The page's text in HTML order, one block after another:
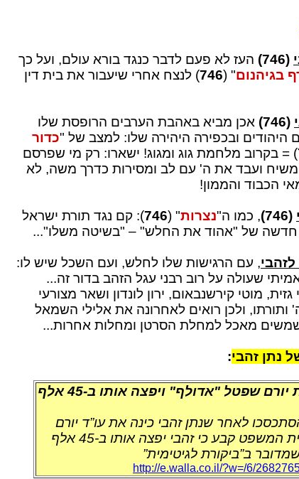
(746)
העז לא פעם לדבר כנגד בורא עולם, ועל כך
בגיהנום" (
746) לנצח אחרי שיעבור את בית דין
(746)
אכן מביא באהבת הערבים הרופסת שלו
היהודים ובכפירה היהירה שלו: למצב של "כדור
) = בקרוב מלחמת גוג ומגוג! ישארו: רק מי שפרסם
ועבד את ה' עם לב ומסירות כדרך משה, לא
הכבוד והממון!
(746) , כמו ה"נצרות" (
746): קם נגד תורת ישראל
חדשה של "אהוד את החלש" – "בשיטה משלו"...
, עם הרגישות שלו לחלש, ועם השכל שיש לו:
שעולה על רוב רבני עגל הזהב בדור זה...
גזית, מוטי קירשנבאום, ירון לונדון ושאר מצורעי
ולכן רואים לאחרונה את אלילי השמאל
מאכל למחלת הסרטן ומחלות אחרות...
נתן זהבי:
נתן זהבי כינה את יורם שפטל "אדולף" ויפצה אותו ב-45 אלף
לאחר שנתן זהבי כינה את עו”ד יורם
שפטל ”אדולף”. בית המשפט קבע כי זהבי יפצה אותו ב-45 אלף
ב”ביקורת לגיטימית”
http://e.walla.co.il/?w=/6/